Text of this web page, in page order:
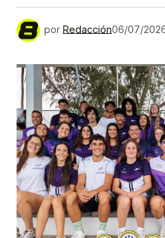
por Redacción06/07/